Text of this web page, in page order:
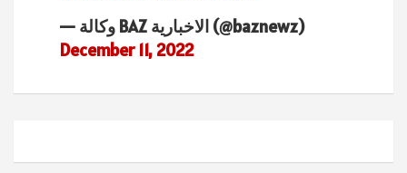
— وكالة BAZ الاخبارية (@baznewz)
December 11, 2022